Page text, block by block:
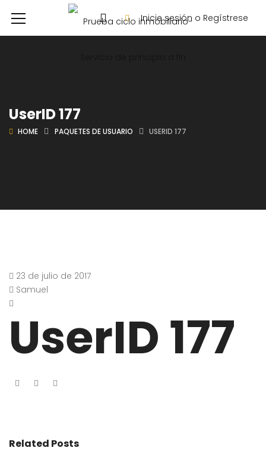
Inicie sesión o Regístrese
UserID 177
HOME PAQUETES DE USUARIO USERID 177
23 de julio de 2017
Samuel
UserID 177
Related Posts